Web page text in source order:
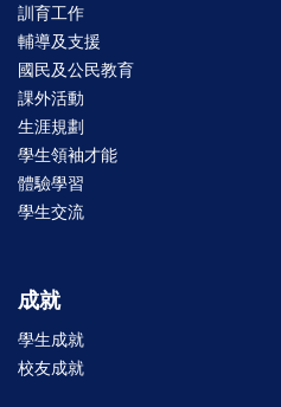
訓育工作
輔導及支援
國民及公民教育
課外活動
生涯規劃
學生領袖才能
體驗學習
學生交流
成就
學生成就
校友成就